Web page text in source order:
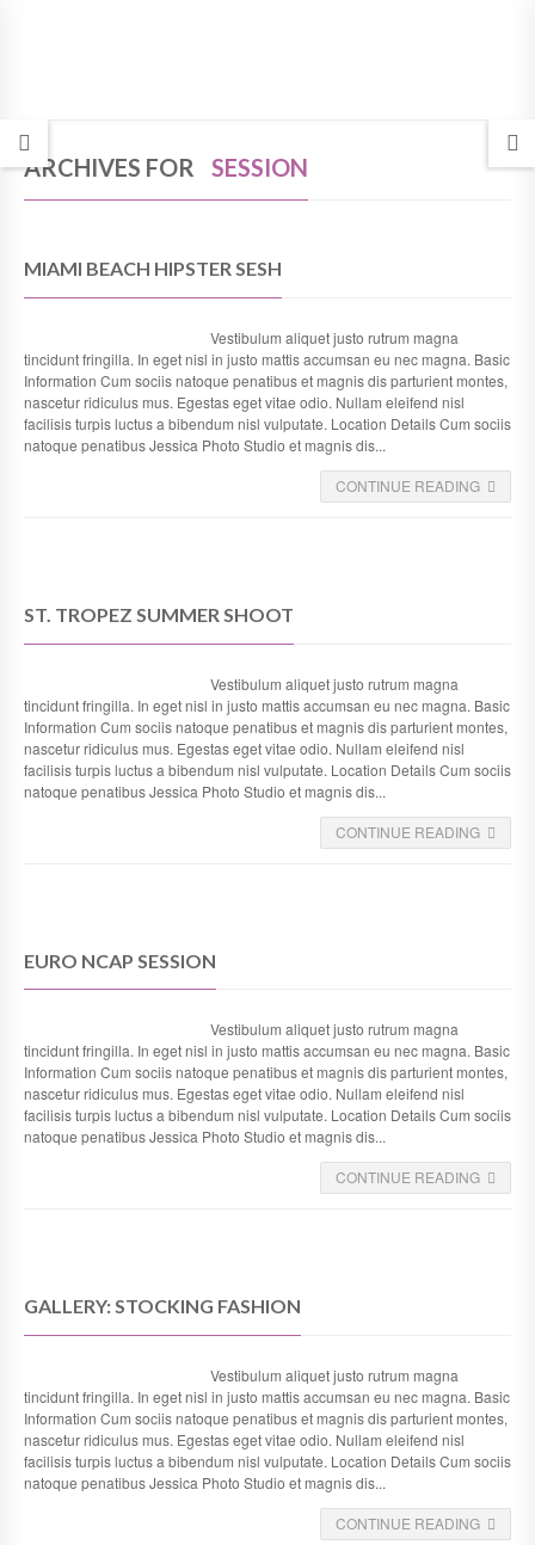
ARCHIVES FOR SESSION
MIAMI BEACH HIPSTER SESH
Vestibulum aliquet justo rutrum magna
tincidunt fringilla. In eget nisl in justo mattis accumsan eu nec magna. Basic
Information Cum sociis natoque penatibus et magnis dis parturient montes,
nascetur ridiculus mus. Egestas eget vitae odio. Nullam eleifend nisl
facilisis turpis luctus a bibendum nisl vulputate. Location Details Cum sociis
natoque penatibus Jessica Photo Studio et magnis dis...
CONTINUE READING
ST. TROPEZ SUMMER SHOOT
Vestibulum aliquet justo rutrum magna
tincidunt fringilla. In eget nisl in justo mattis accumsan eu nec magna. Basic
Information Cum sociis natoque penatibus et magnis dis parturient montes,
nascetur ridiculus mus. Egestas eget vitae odio. Nullam eleifend nisl
facilisis turpis luctus a bibendum nisl vulputate. Location Details Cum sociis
natoque penatibus Jessica Photo Studio et magnis dis...
CONTINUE READING
EURO NCAP SESSION
Vestibulum aliquet justo rutrum magna
tincidunt fringilla. In eget nisl in justo mattis accumsan eu nec magna. Basic
Information Cum sociis natoque penatibus et magnis dis parturient montes,
nascetur ridiculus mus. Egestas eget vitae odio. Nullam eleifend nisl
facilisis turpis luctus a bibendum nisl vulputate. Location Details Cum sociis
natoque penatibus Jessica Photo Studio et magnis dis...
CONTINUE READING
GALLERY: STOCKING FASHION
Vestibulum aliquet justo rutrum magna
tincidunt fringilla. In eget nisl in justo mattis accumsan eu nec magna. Basic
Information Cum sociis natoque penatibus et magnis dis parturient montes,
nascetur ridiculus mus. Egestas eget vitae odio. Nullam eleifend nisl
facilisis turpis luctus a bibendum nisl vulputate. Location Details Cum sociis
natoque penatibus Jessica Photo Studio et magnis dis...
CONTINUE READING